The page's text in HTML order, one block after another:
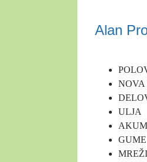
Alan
ULJA
GUME